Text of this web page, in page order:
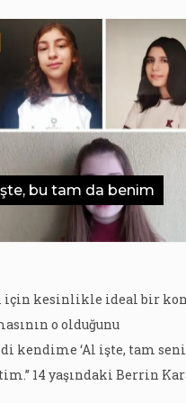
bu tam da benim
için kesinlikle ideal bir
o olduğunu
kendime ‘Al işte, tam
14 yaşındaki Berrin